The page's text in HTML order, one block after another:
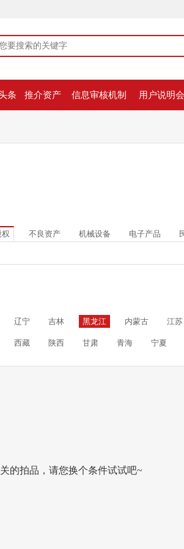
条 推介资产 信息审核机制 用户说明
权 不良资产 机械设备 电子产品
辽宁 吉林 黑龙江 内蒙古 江苏
西藏 陕西 甘肃 青海 宁夏
的拍品，请您换个条件试试吧~